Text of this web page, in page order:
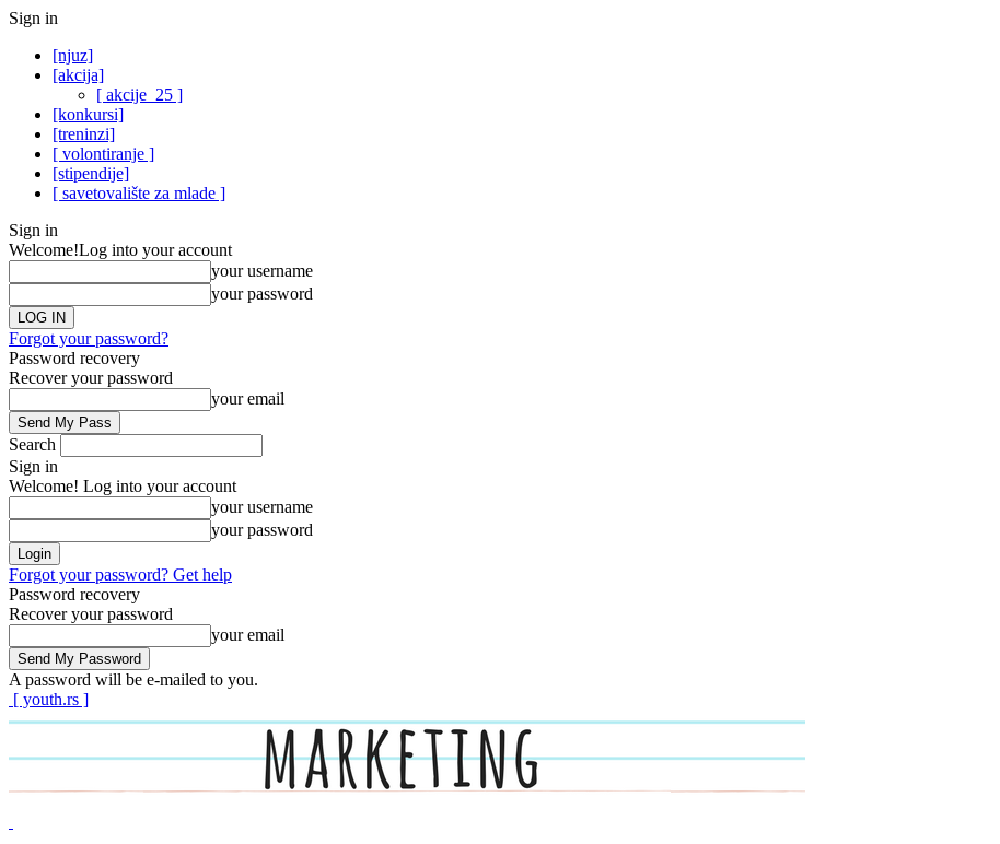
Sign in
[njuz]
[akcija]
[ akcije_25 ]
[konkursi]
[treninzi]
[ volontiranje ]
[stipendije]
[ savetovalište za mlade ]
Sign in
Welcome!Log into your account
your username
your password
Forgot your password?
Password recovery
Recover your password
your email
Search
Sign in
Welcome! Log into your account
your username
your password
Forgot your password? Get help
Password recovery
Recover your password
your email
A password will be e-mailed to you.
[ youth.rs ]